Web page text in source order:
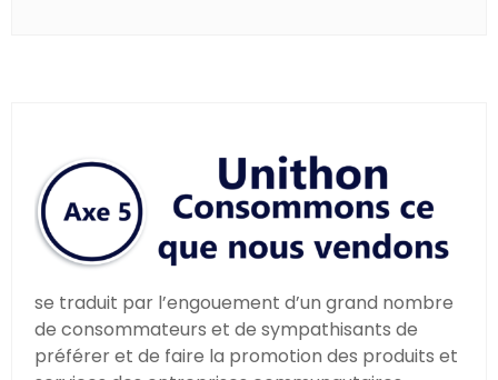
se traduit par l’engouement d’un grand nombre
de consommateurs et de sympathisants de
préférer et de faire la promotion des produits et